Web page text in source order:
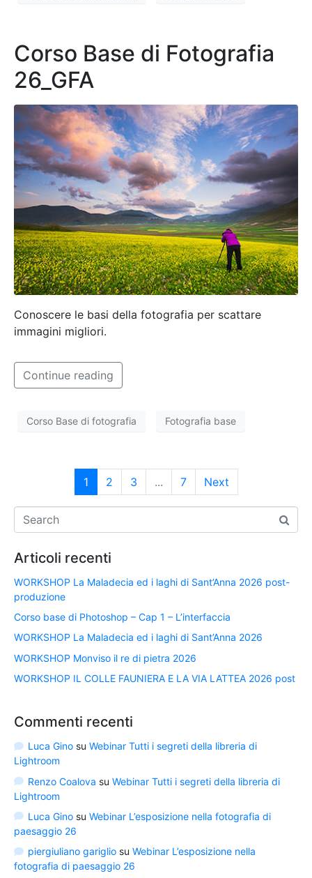
Corso Base di Fotografia
26_GFA
Conoscere le basi della fotografia per scattare
immagini migliori.
Continue reading
Corso Base di fotografia Fotografia base
1 2 3 ... 7 Next
Articoli recenti
WORKSHOP La Maladecia ed i laghi di Sant’Anna 2026 post-
produzione
Corso base di Photoshop – Cap 1 – L’interfaccia
WORKSHOP La Maladecia ed i laghi di Sant’Anna 2026
WORKSHOP Monviso il re di pietra 2026
WORKSHOP IL COLLE FAUNIERA E LA VIA LATTEA 2026 post
Commenti recenti
Luca Ginosu Webinar Tutti i segreti della libreria di
Lightroom
Renzo Coalova su Webinar Tutti i segreti della libreria di
Lightroom
Luca Ginosu Webinar L’esposizione nella fotografia di
paesaggio 26
piergiuliano garigliosu Webinar L’esposizione nella
fotografia di paesaggio 26